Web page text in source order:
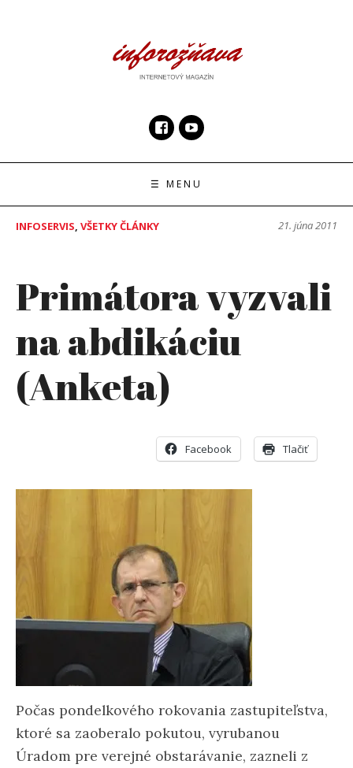
☰ MENU
INFOSERVIS, VŠETKY ČLÁNKY 21. júna 2011
Primátora vyzvali
na abdikáciu
(Anketa)
Facebook Tlačiť
Počas pondelkového rokovania zastupiteľstva,
ktoré sa zaoberalo pokutou, vyrubanou
Úradom pre verejné obstarávanie, zazneli z